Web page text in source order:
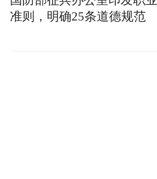
准则，明确25条道德规范